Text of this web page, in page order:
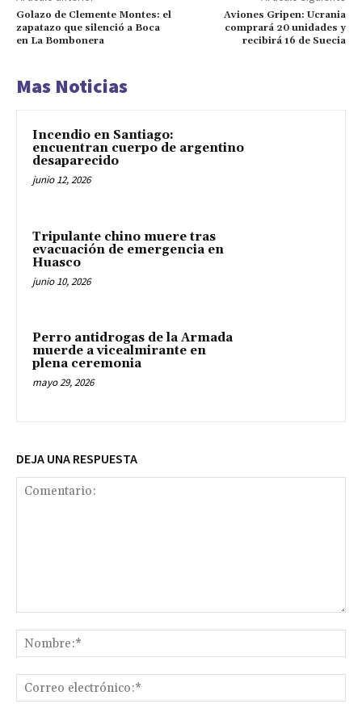
Golazo de Clemente Montes: el
zapatazo que silenció a Boca
en La Bombonera
Aviones Gripen: Ucrania
comprará 20 unidades y
recibirá 16 de Suecia
Mas Noticias
Incendio en Santiago:
encuentran cuerpo de argentino
desaparecido
junio 12, 2026
Tripulante chino muere tras
evacuación de emergencia en
Huasco
junio 10, 2026
Perro antidrogas de la Armada
muerde a vicealmirante en
plena ceremonia
mayo 29, 2026
DEJA UNA RESPUESTA